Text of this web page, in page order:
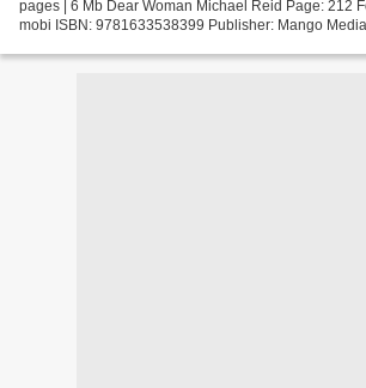
pages | 6 Mb Dear Woman Michael Reid Page: 212
mobi ISBN: 9781633538399 Publisher: Mango